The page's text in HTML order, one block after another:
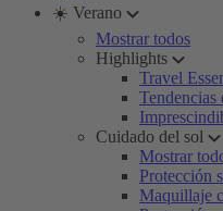
☀️ Verano
Mostrar todos
Highlights
Travel
Tendencias
Cuidado del sol
Mostrar
Protección
Maquillaje